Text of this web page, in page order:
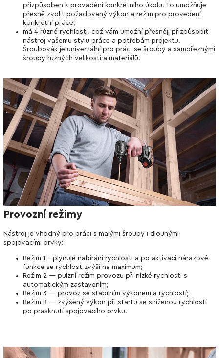
přizpůsoben k provádění konkrétního úkolu. To umožňuje
přesně zvolit požadovaný výkon a režim pro provedení
konkrétní práce;
má 4 různé rychlosti, což vám umožní přesněji přizpůsobit
nástroj vašemu stylu práce a potřebám projektu.
Šroubovák je univerzální pro práci se šrouby a samořeznými
šrouby různých velikostí a materiálů.
Provozní režimy
Nástroj je vhodný pro práci s malými šrouby i dlouhými
spojovacími prvky:
Režim 1 - plynulé nabírání rychlosti a po aktivaci nárazové
funkce se rychlost zvýší na maximum;
Režim 2 — pulzní režim provozu při nízké rychlosti s
automatickým zastavením;
Režim 3 — provoz se stabilním výkonem a rychlostí;
Režim R — zvýšený výkon při startu se sníženou rychlostí
po prasknutí spojovacího prvku.